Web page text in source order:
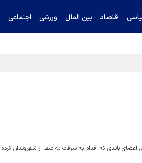
اقتصاد بین الملل ورزشی اجتماعی
اعضای باندی که اقدام به سرقت به عنف از شهروندان کرده